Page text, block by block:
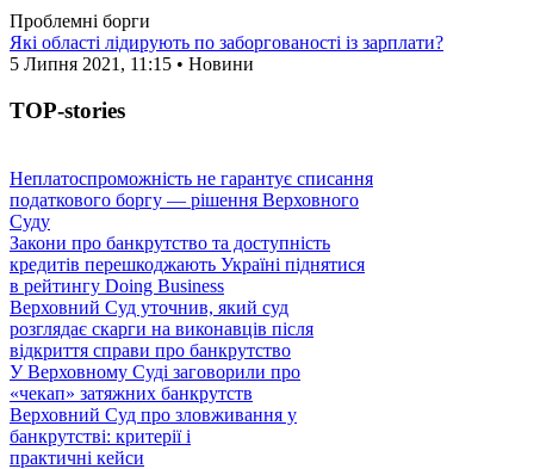
Проблемні борги
Які області лідирують по заборгованості із зарплати?
5 Липня 2021, 11:15 • Новини
TOP-stories
Неплатоспроможність не гарантує списання
податкового боргу — рішення Верховного
Суду
Закони про банкрутство та доступність
кредитів перешкоджають Україні піднятися
в рейтингу Doing Business
Верховний Суд уточнив, який суд
розглядає скарги на виконавців після
відкриття справи про банкрутство
У Верховному Суді заговорили про
«чекап» затяжних банкрутств
Верховний Суд про зловживання у
банкрутстві: критерії і
практичні кейси